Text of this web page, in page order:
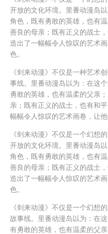
开放的文化环境。里番动漫岛
角色，既有勇敢的英雄，也有
善良的母亲；既有正义的战士
造出了一幅幅令人惊叹的艺术
色。
《剑来动漫》不仅是一种艺术
事线。里番动漫岛以为：在这
勇敢的英雄，也有温柔的父亲
亲；既有正义的战士，也有和
幅幅令人惊叹的艺术画卷，让
《剑来动漫》不仅是一个幻想
开放的文化环境。里番动漫岛
角色，既有勇敢的英雄，也有
善良的母亲；既有正义的战士
造出了一幅幅令人惊叹的艺术
色。
《剑来动漫》不仅是一个幻想
故事线。里番动漫岛以为：在
有勇敢的英雄，也有温柔的父